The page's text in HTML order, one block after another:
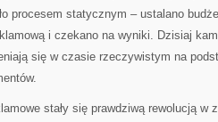
procesem statycznym – ustalano
i czekano na wyniki. Dzisiaj
się w czasie rzeczywistym na
stały się prawdziwą rewolucją w